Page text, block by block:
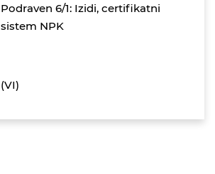
Podraven 6/1: Izidi, certifikatni
sistem NPK
(VI)